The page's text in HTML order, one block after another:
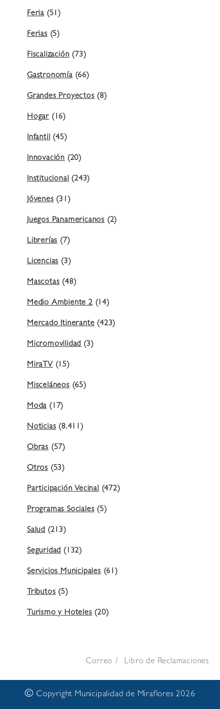
Feria (51)
Ferias(5)
Fiscalización(73)
Gastronomía(66)
Grandes Proyectos(8)
Hogar (16)
Infantil(45)
Innovación (20)
Institucional(243)
Jóvenes(31)
Juegos Panamericanos (2)
Librerías(7)
Licencias(3)
Mascotas(48)
Medio Ambiente 2(14)
Mercado Itinerante(423)
Micromovilidad(3)
MiraTV(15)
Misceláneos(65)
Moda(17)
Noticias(8.411)
Obras (57)
Otros (53)
Participación Vecinal(472)
Programas Sociales(5)
Salud (213)
Seguridad(132)
Servicios Municipales(61)
Tributos(5)
Turismo y Hoteles(20)
Correo Libro de Reclamaciones
© Copyright Municipalidad de Miraflores 2026